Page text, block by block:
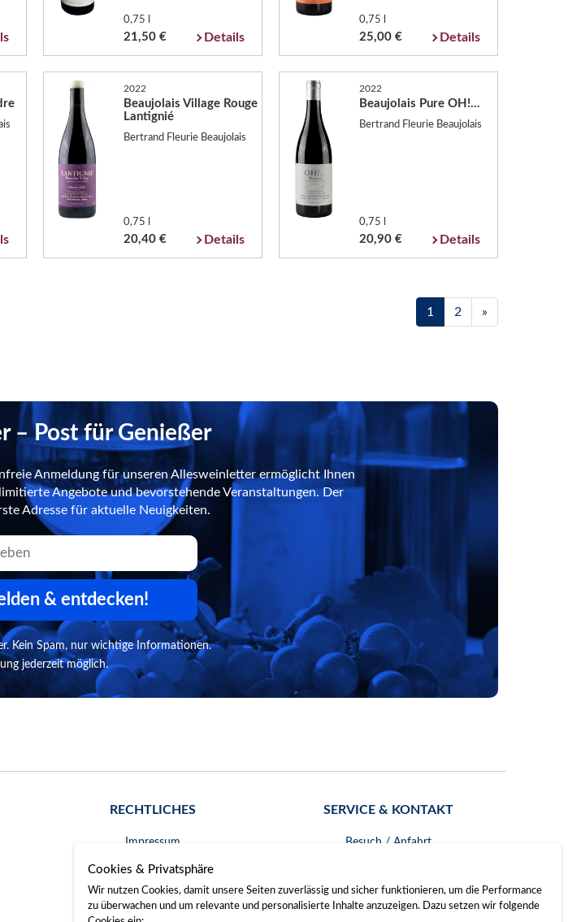
0,75 l
21,50 € Details
0,75 l
25,00 € Details
2022
Beaujolais Village Rouge
Lantignié
Bertrand Fleurie Beaujolais
0,75 l
20,40 € Details
2022
Beaujolais Pure OH!...
Bertrand Fleurie Beaujolais
0,75 l
20,90 € Details
1 2 »
– Post für Genießer
Anmeldung für unseren Allesweinletter ermöglicht Ihnen
Angebote und bevorstehende Veranstaltungen. Der
Adresse für aktuelle Neuigkeiten.
& entdecken!
Kein Spam, nur wichtige Informationen.
jederzeit möglich.
RECHTLICHES
Impressum
AGB
Widerrufsrecht
SERVICE & KONTAKT
Besuch / Anfahrt
Cookies & Privatsphäre
Wir nutzen Cookies, damit unsere Seiten zuverlässig und sicher funktionieren, um die Performance
zu überwachen und um relevante und personalisierte Inhalte anzuzeigen. Dazu setzen wir folgende